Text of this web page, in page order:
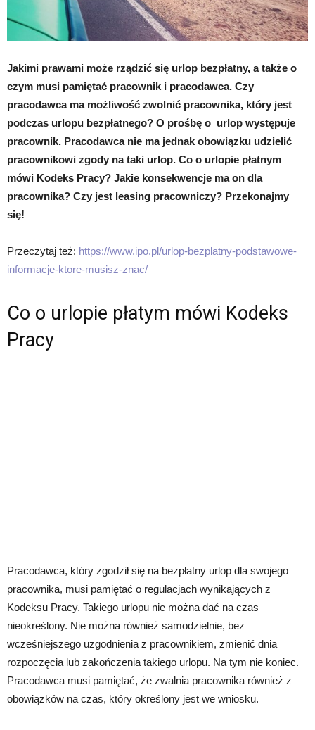
Jakimi prawami może rządzić się urlop bezpłatny, a także o
czym musi pamiętać pracownik i pracodawca. Czy
pracodawca ma możliwość zwolnić pracownika, który jest
podczas urlopu bezpłatnego? O prośbę o urlop występuje
pracownik. Pracodawca nie ma jednak obowiązku udzielić
pracownikowi zgody na taki urlop. Co o urlopie płatnym
mówi Kodeks Pracy? Jakie konsekwencje ma on dla
pracownika? Czy jest leasing pracowniczy? Przekonajmy
się!
Przeczytaj też: https://www.ipo.pl/urlop-bezplatny-podstawowe-
informacje-ktore-musisz-znac/
Co o urlopie płatym mówi Kodeks
Pracy
Pracodawca, który zgodził się na bezpłatny urlop dla swojego
pracownika, musi pamiętać o regulacjach wynikających z
Kodeksu Pracy. Takiego urlopu nie można dać na czas
nieokreślony. Nie można również samodzielnie, bez
wcześniejszego uzgodnienia z pracownikiem, zmienić dnia
rozpoczęcia lub zakończenia takiego urlopu. Na tym nie koniec.
Pracodawca musi pamiętać, że zwalnia pracownika również z
obowiązków na czas, który określony jest we wniosku.